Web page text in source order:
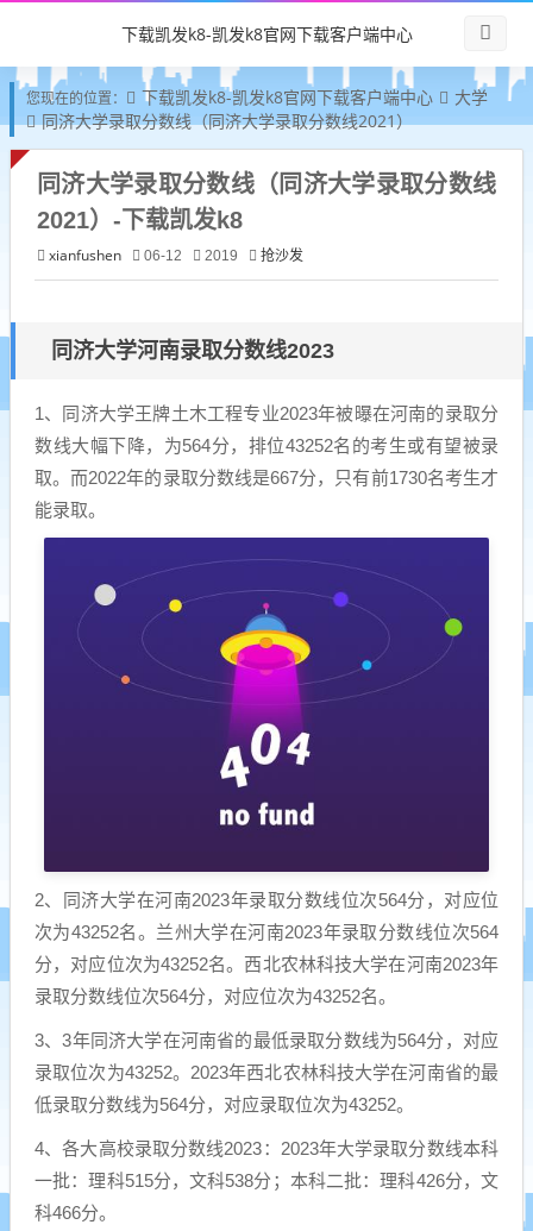
下载凯发k8-凯发k8官网下载客户端中心
您现在的位置： 下载凯发k8-凯发k8官网下载客户端中心
大学
同济大学录取分数线（同济大学录取分数线2021）
同济大学录取分数线（同济大学录取分数线
2021）-下载凯发k8
xianfushen 06-12 2019 抢沙发
同济大学河南录取分数线2023
1、同济大学王牌土木工程专业2023年被曝在河南的录取分
数线大幅下降，为564分，排位43252名的考生或有望被录
取。而2022年的录取分数线是667分，只有前1730名考生才
能录取。
2、同济大学在河南2023年录取分数线位次564分，对应位
次为43252名。兰州大学在河南2023年录取分数线位次564
分，对应位次为43252名。西北农林科技大学在河南2023年
录取分数线位次564分，对应位次为43252名。
3、3年同济大学在河南省的最低录取分数线为564分，对应
录取位次为43252。2023年西北农林科技大学在河南省的最
低录取分数线为564分，对应录取位次为43252。
4、各大高校录取分数线2023：2023年大学录取分数线本科
一批：理科515分，文科538分；本科二批：理科426分，文
科466分。